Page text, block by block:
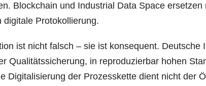
Blockchain und Industrial Data Space
digitale Protokollierung.
ist nicht falsch – sie ist konsequent. Deutsche
Qualitätssicherung, in reproduzierbar hohen
Digitalisierung der Prozesskette dient nicht der